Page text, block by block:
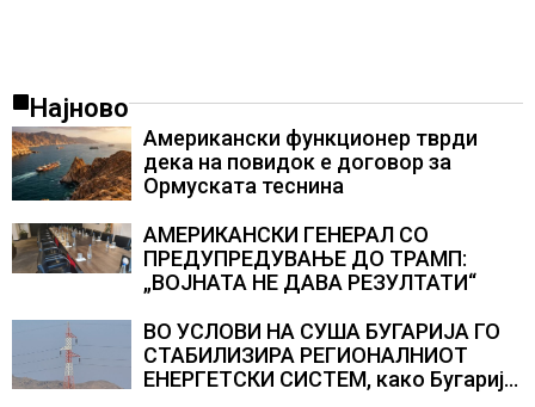
Најново
Американски функционер тврди
дека на повидок е договор за
Ормуската теснина
АМЕРИКАНСКИ ГЕНЕРАЛ СО
ПРЕДУПРЕДУВАЊЕ ДО ТРАМП:
„ВОЈНАТА НЕ ДАВА РЕЗУЛТАТИ“
ВО УСЛОВИ НА СУША БУГАРИЈА ГО
СТАБИЛИЗИРА РЕГИОНАЛНИОТ
ЕНЕРГЕТСКИ СИСТЕМ, како Бугарија